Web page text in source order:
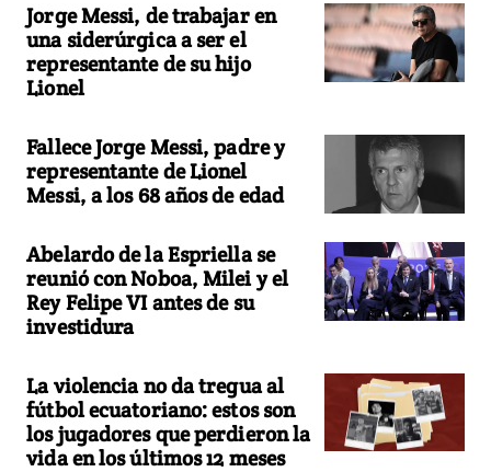
Jorge Messi, de trabajar en
una siderúrgica a ser el
representante de su hijo
Lionel
Fallece Jorge Messi, padre y
representante de Lionel
Messi, a los 68 años de edad
Abelardo de la Espriella se
reunió con Noboa, Milei y el
Rey Felipe VI antes de su
investidura
La violencia no da tregua al
fútbol ecuatoriano: estos son
los jugadores que perdieron la
vida en los últimos 12 meses